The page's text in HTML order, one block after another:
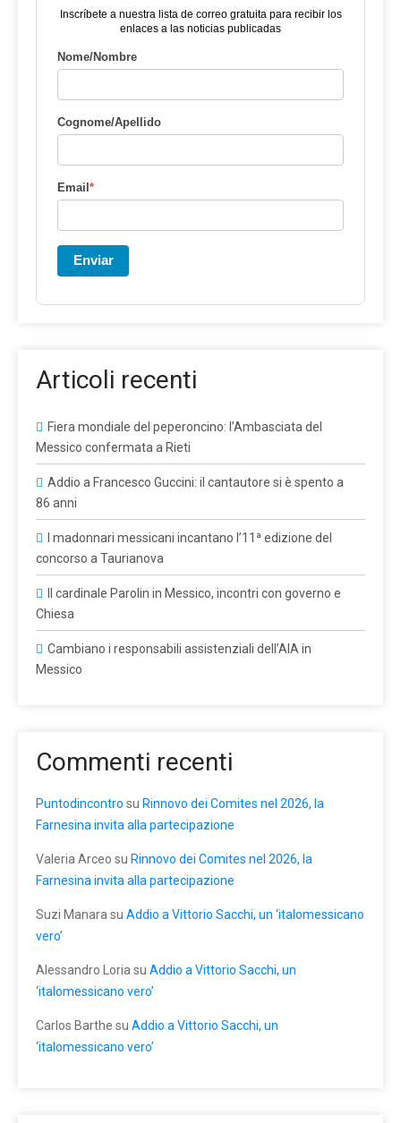
Inscríbete a nuestra lista de correo gratuita para recibir los
enlaces a las noticias publicadas
Nome/Nombre
Cognome/Apellido
Email *
Enviar
Articoli recenti
Fiera mondiale del peperoncino: l’Ambasciata del
Messico confermata a Rieti
Addio a Francesco Guccini: il cantautore si è spento a
86 anni
I madonnari messicani incantano l’11ª edizione del
concorso a Taurianova
Il cardinale Parolin in Messico, incontri con governo e
Chiesa
Cambiano i responsabili assistenziali dell’AIA in
Messico
Commenti recenti
Puntodincontro su Rinnovo dei Comites nel 2026, la
Farnesina invita alla partecipazione
Valeria Arceo su Rinnovo dei Comites nel 2026, la
Farnesina invita alla partecipazione
Suzi Manara su Addio a Vittorio Sacchi, un ‘italomessicano
vero’
Alessandro Loria su Addio a Vittorio Sacchi, un
‘italomessicano vero’
Carlos Barthe su Addio a Vittorio Sacchi, un
‘italomessicano vero’